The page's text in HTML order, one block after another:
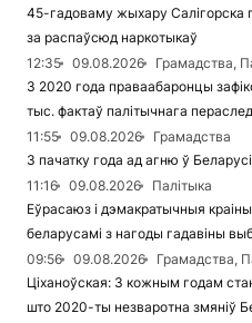
45-гадоваму жыхару Салігорска
за распаўсюд наркотыкаў
12:35
09.08.2026
Грамадства,
З 2020 года праваабаронцы
тыс. фактаў палітычнага
11:55
09.08.2026
Грамадства
З пачатку года ад агню ў
11:16
09.08.2026
Палітыка
Еўрасаюз і дэмакратычныя
беларусамі з нагоды гадавіны
09:56
09.08.2026
Грамадства,
Ціханоўская: З кожным годам
што 2020-ты незваротна змяніў